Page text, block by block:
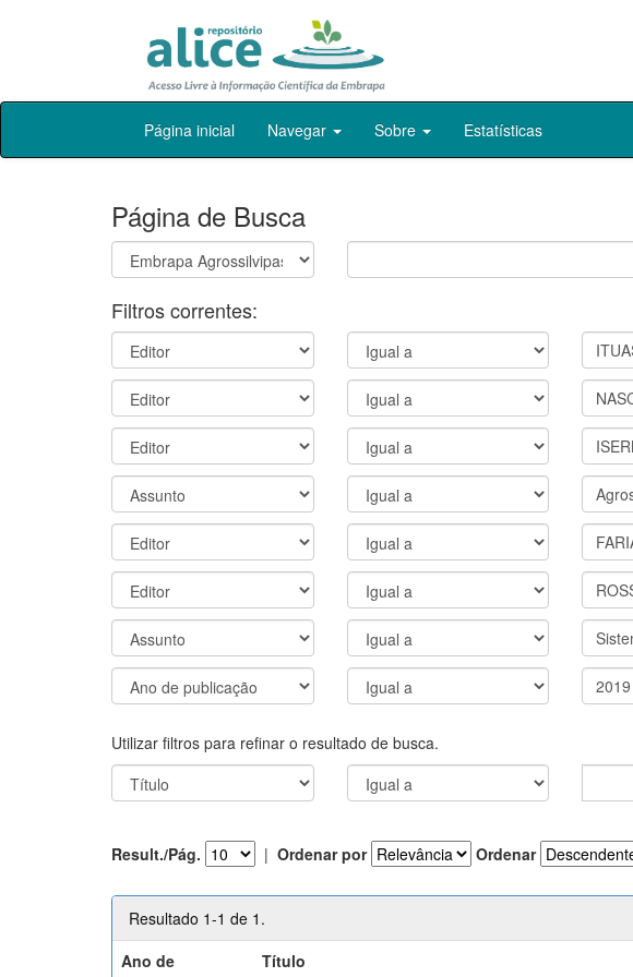
Skip
Página inicial Navegar Sobre Estatísticas
Página de Busca
Filtros correntes:
Utilizar filtros para refinar o resultado de busca.
Result./Pág. | Ordenar por Ordenar
Resultado 1-1 de 1.
Ano de
Título